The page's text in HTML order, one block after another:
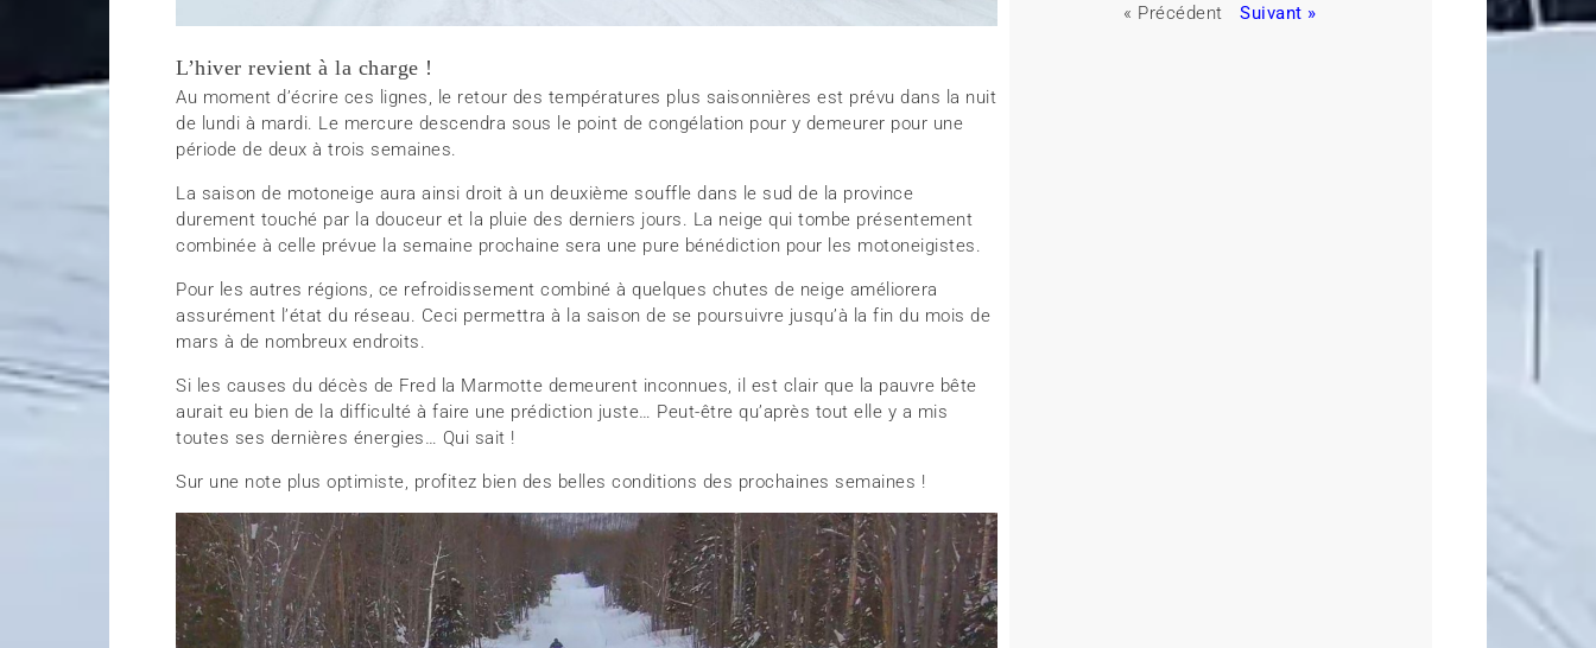
L’hiver revient à la charge !
Au moment d’écrire ces lignes, le retour des températures plus saisonnières est prévu dans la nuit
de lundi à mardi. Le mercure descendra sous le point de congélation pour y demeurer pour une
période de deux à trois semaines.
La saison de motoneige aura ainsi droit à un deuxième souffle dans le sud de la province
durement touché par la douceur et la pluie des derniers jours. La neige qui tombe présentement
combinée à celle prévue la semaine prochaine sera une pure bénédiction pour les motoneigistes.
Pour les autres régions, ce refroidissement combiné à quelques chutes de neige améliorera
assurément l’état du réseau. Ceci permettra à la saison de se poursuivre jusqu’à la fin du mois de
mars à de nombreux endroits.
Si les causes du décès de Fred la Marmotte demeurent inconnues, il est clair que la pauvre bête
aurait eu bien de la difficulté à faire une prédiction juste… Peut-être qu’après tout elle y a mis
toutes ses dernières énergies… Qui sait !
Sur une note plus optimiste, profitez bien des belles conditions des prochaines semaines !
« Précédent Suivant »